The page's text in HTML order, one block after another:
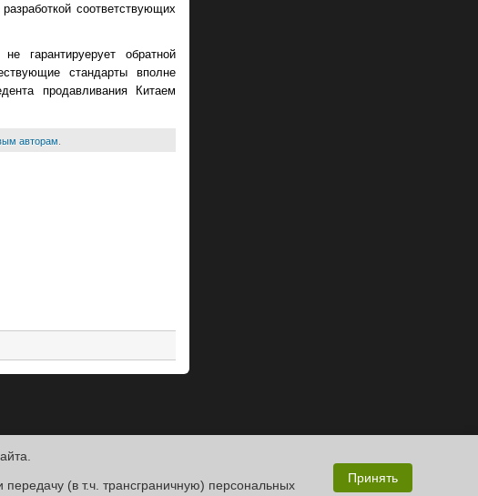
соответствующих
гарантируерует обратной
стандарты вполне
продавливания Китаем
авторам
передачу (в т.ч. трансграничную) персональных
Принять